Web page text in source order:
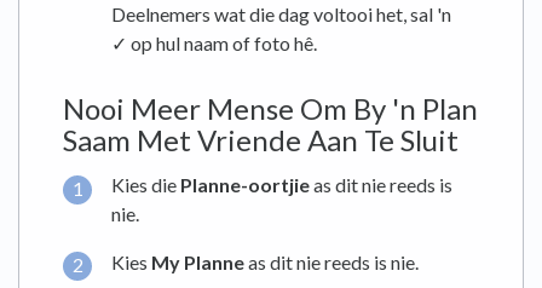
Deelnemers wat die dag voltooi het, sal 'n
✓ op hul naam of foto hê.
Nooi Meer Mense Om By 'n Plan
Saam Met Vriende Aan Te Sluit
Kies die Planne-oortjieas dit nie reeds is
nie.
Kies My Planneas dit nie reeds is nie.